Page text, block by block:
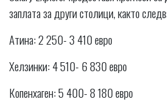
заплата за други столици, както
Атина: 2 250- 3 410 евро
Хелзинки: 4 510- 6 830 евро
Копенхаген: 5 400- 8 180 евро